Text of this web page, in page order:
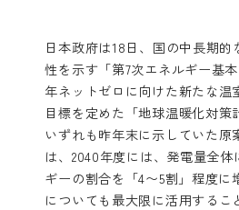
日本政府は18日、国の中長期
性を示す「第7次エネルギー基
年ネットゼロに向けた新たな温
目標を定めた「地球温暖化対策
いずれも昨年末に示していた原
は、2040年度には、発電量全
ギーの割合を「4〜5割」程度に
についても最大限に活用するこ